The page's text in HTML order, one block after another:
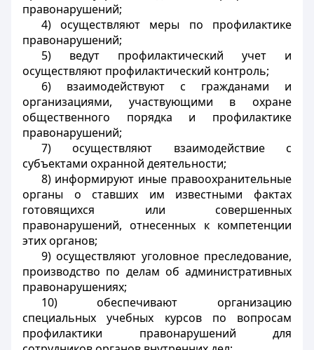
правонарушений;
4) осуществляют меры по профилактике
правонарушений;
5) ведут профилактический учет и
осуществляют профилактический контроль;
6) взаимодействуют с гражданами и
организациями, участвующими в охране
общественного порядка и профилактике
правонарушений;
7) осуществляют взаимодействие с
субъектами охранной деятельности;
8) информируют иные правоохранительные
органы о ставших им известными фактах
готовящихся или совершенных
правонарушений, отнесенных к компетенции
этих органов;
9) осуществляют уголовное преследование,
производство по делам об административных
правонарушениях;
10) обеспечивают организацию
специальных учебных курсов по вопросам
профилактики правонарушений для